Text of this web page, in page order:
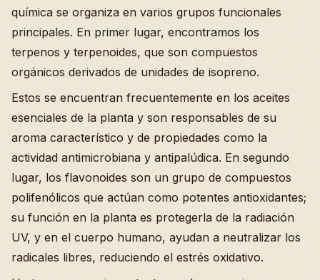
química se organiza en varios grupos funcionales
principales. En primer lugar, encontramos los
terpenos y terpenoides, que son compuestos
orgánicos derivados de unidades de isopreno.
Estos se encuentran frecuentemente en los aceites
esenciales de la planta y son responsables de su
aroma característico y de propiedades como la
actividad antimicrobiana y antipalúdica. En segundo
lugar, los flavonoides son un grupo de compuestos
polifenólicos que actúan como potentes antioxidantes;
su función en la planta es protegerla de la radiación
UV, y en el cuerpo humano, ayudan a neutralizar los
radicales libres, reduciendo el estrés oxidativo.